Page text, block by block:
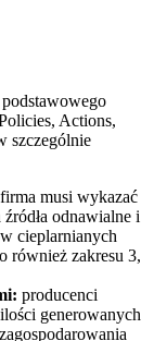
Actions,
szczególnie
firma musi wykazać
odnawialne i
cieplarnianych
również zakresu 3,
producenci
generowanych